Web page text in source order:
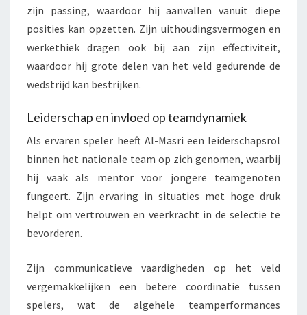
zijn passing, waardoor hij aanvallen vanuit diepe
posities kan opzetten. Zijn uithoudingsvermogen en
werkethiek dragen ook bij aan zijn effectiviteit,
waardoor hij grote delen van het veld gedurende de
wedstrijd kan bestrijken.
Leiderschap en invloed op teamdynamiek
Als ervaren speler heeft Al-Masri een leiderschapsrol
binnen het nationale team op zich genomen, waarbij
hij vaak als mentor voor jongere teamgenoten
fungeert. Zijn ervaring in situaties met hoge druk
helpt om vertrouwen en veerkracht in de selectie te
bevorderen.
Zijn communicatieve vaardigheden op het veld
vergemakkelijken een betere coördinatie tussen
spelers, wat de algehele teamperformances